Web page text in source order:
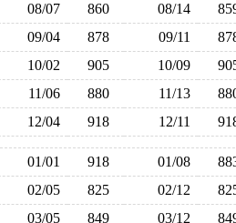
08/07 860 08/14
09/04 878 09/11
10/02 905 10/09
11/06 880 11/13
12/04 918 12/11
01/01 918 01/08
02/05 825 02/12
03/05 849 03/12